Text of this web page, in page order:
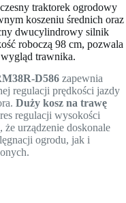
traktorek ogrodowy
koszeniu średnich oraz
dwucylindrowy silnik
roboczą 98 cm, pozwala
trawnika.
D586 zapewnia
regulacji prędkości jazdy
Duży kosz na trawę
regulacji wysokości
urządzenie doskonale
ogrodu, jak i